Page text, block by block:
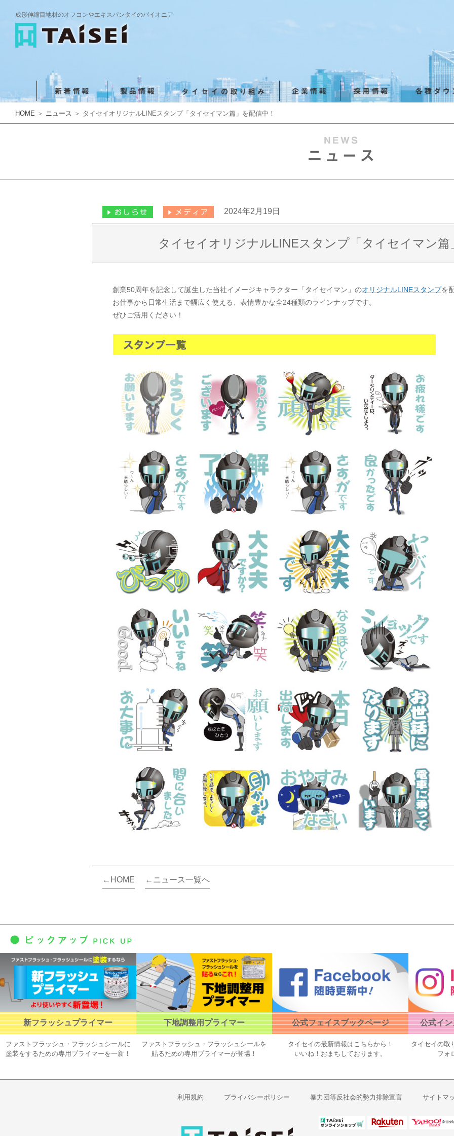
成形伸縮目地材のオフコンやエキスパンタイのパイオニア
HOME ＞ ニュース ＞ タイセイオリジナルLINEスタンプ「タイセイマン篇」を配信中！
2024年2月19日
タイセイオリジナルLINEスタンプ「タイセイマン篇
創業50周年を記念して誕生した当社イメージキャラクター「タイセイマン」のオリジナルLINEスタンプを
お仕事から日常生活まで幅広く使える、表情豊かな全24種類のラインナップです。
ぜひご活用ください！
←HOME ←ニュース一覧へ
新フラッシュプライマー
ファストフラッシュ・フラッシュシールに
塗装をするための専用プライマーを一新！
下地調整用プライマー
ファストフラッシュ・フラッシュシールを
貼るための専用プライマーが登場！
公式フェイスブックページ
タイセイの最新情報はこちらから！
いいね！おまちしております。
公式イ
タイセイの取
フォ
利用規約 プライバシーポリシー 暴力団等反社会的勢力排除宣言 サイトマ